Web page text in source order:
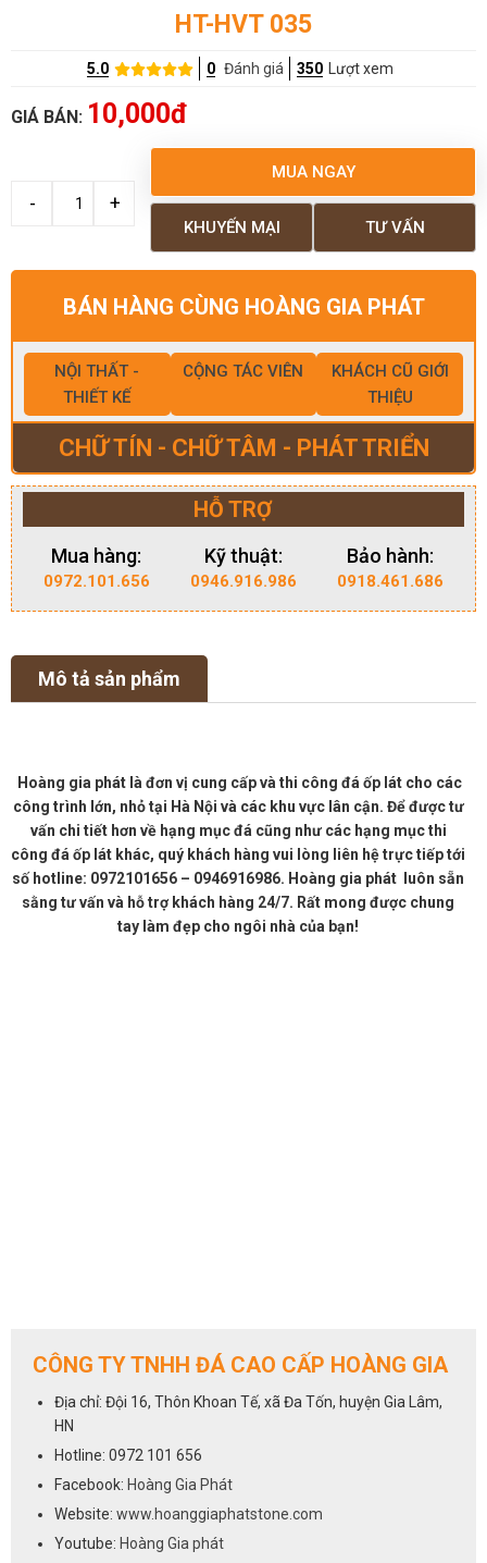
HT-HVT 035
5.0 0 Đánh giá 350 Lượt xem
GIÁ BÁN: 10,000đ
MUA NGAY
TƯ VẤN
KHUYẾN MẠI
BÁN HÀNG CÙNG HOÀNG GIA PHÁT
NỘI THẤT -
THIẾT KẾ
CỘNG TÁC VIÊN
KHÁCH CŨ GIỚI
THIỆU
CHỮ TÍN - CHỮ TÂM - PHÁT TRIỂN
HỖ TRỢ
Mua hàng:
0972.101.656
Kỹ thuật:
0946.916.986
Bảo hành:
0918.461.686
Mô tả sản phẩm
Hoàng gia phát là đơn vị cung cấp và thi công đá ốp lát cho các
công trình lớn, nhỏ tại Hà Nội và các khu vực lân cận. Để được tư
vấn chi tiết hơn về hạng mục đá cũng như các hạng mục thi
công đá ốp lát khác, quý khách hàng vui lòng liên hệ trực tiếp tới
số hotline: 0972101656 – 0946916986. Hoàng gia phát luôn sẵn
sằng tư vấn và hỗ trợ khách hàng 24/7. Rất mong được chung
tay làm đẹp cho ngôi nhà của bạn!
CÔNG TY TNHH ĐÁ CAO CẤP HOÀNG GIA
Địa chỉ: Đội 16, Thôn Khoan Tế, xã Đa Tốn, huyện Gia Lâm,
HN
Hotline: 0972 101 656
Facebook: Hoàng Gia Phát
Website: www.hoanggiaphatstone.com
Youtube: Hoàng Gia phát